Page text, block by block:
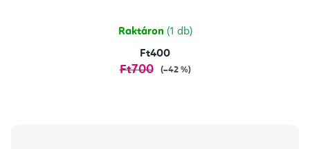
Raktáron (1 db)
Ft400
Ft700 (–42 %)